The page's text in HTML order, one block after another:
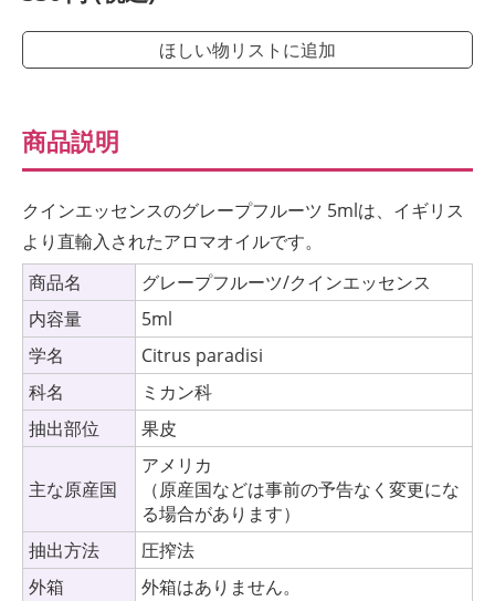
ほしい物リストに追加
商品説明
クインエッセンスのグレープフルーツ 5mlは、イギリス
より直輸入されたアロマオイルです。
商品名
グレープフルーツ/クインエッセンス
内容量
5ml
学名
Citrus paradisi
科名
ミカン科
抽出部位
果皮
主な原産国
アメリカ
（原産国などは事前の予告なく変更にな
る場合があります）
抽出方法
圧搾法
外箱
外箱はありません。